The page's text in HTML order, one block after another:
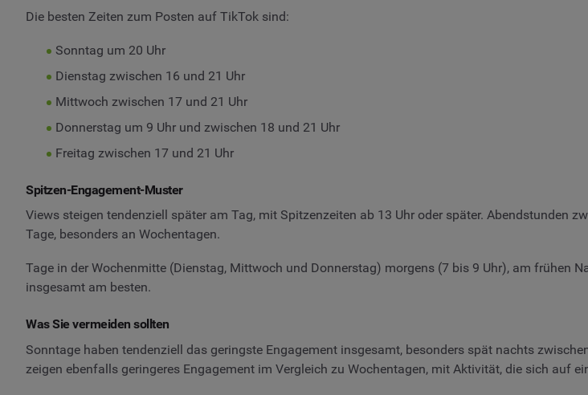
Die besten Zeiten zum Posten auf TikTok sind:
Sonntag um 20 Uhr
Dienstag zwischen 16 und 21 Uhr
Mittwoch zwischen 17 und 21 Uhr
Donnerstag um 9 Uhr und zwischen 18 und 21 Uhr
Freitag zwischen 17 und 21 Uhr
Spitzen-Engagement-Muster
Views steigen tendenziell später am Tag, mit Spitzenzeiten ab 13 Uhr oder später. Abendstunden
Tage, besonders an Wochentagen.
Tage in der Wochenmitte (Dienstag, Mittwoch und Donnerstag) morgens (7 bis 9 Uhr), am frühen
insgesamt am besten.
Was Sie vermeiden sollten
Sonntage haben tendenziell das geringste Engagement insgesamt, besonders spät nachts
zeigen ebenfalls geringeres Engagement im Vergleich zu Wochentagen, mit Aktivität, die sich auf